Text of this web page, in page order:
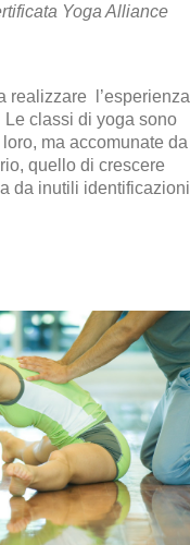
Yoga Alliance
realizzare l’esperienza
Le classi di yoga sono
ma accomunate da
quello di crescere
da inutili identificazioni